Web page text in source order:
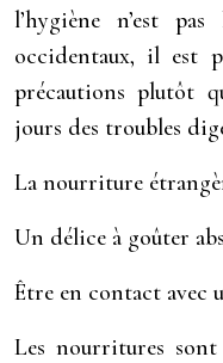
l’hygiène n’est
occidentaux, il est
précautions plutôt
jours des troubles
La nourriture
Un délice à goûter
Être en contact avec
Les nourritures sont